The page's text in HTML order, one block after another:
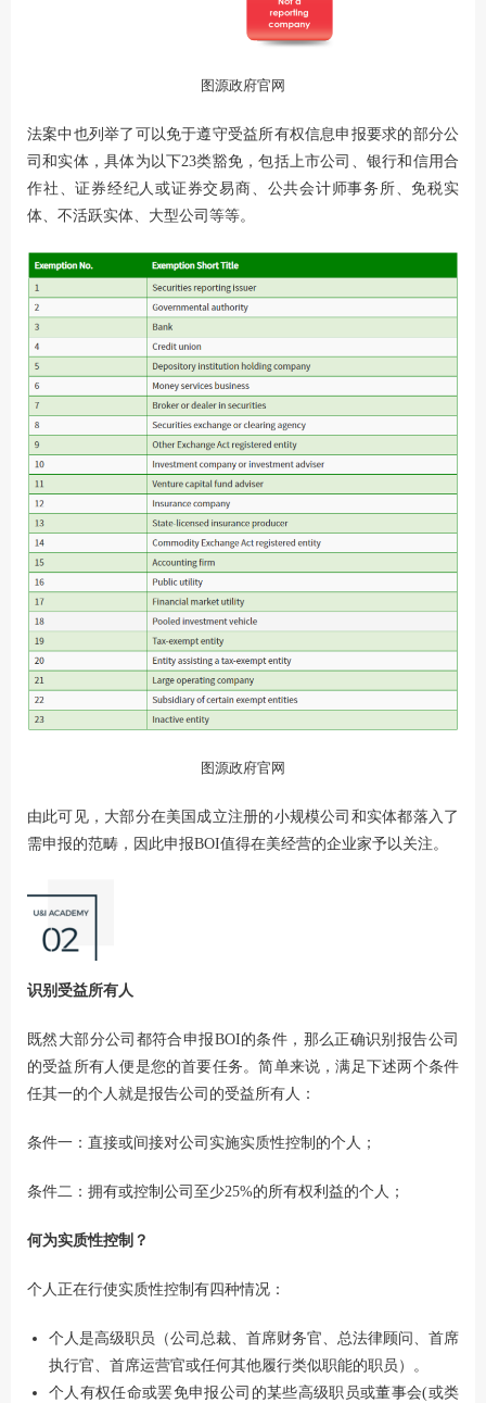
图源政府官网
法案中也列举了可以免于遵守受益所有权信息申报要求的部分公
司和实体，具体为以下23类豁免，包括上市公司、银行和信用合
作社、证券经纪人或证券交易商、公共会计师事务所、免税实
体、不活跃实体、大型公司等等。
图源政府官网
由此可见，大部分在美国成立注册的小规模公司和实体都落入了
需申报的范畴，因此申报BOI值得在美经营的企业家予以关注。
识别受益所有人
既然大部分公司都符合申报BOI的条件，那么正确识别报告公司
的受益所有人便是您的首要任务。简单来说，满足下述两个条件
任其一的个人就是报告公司的受益所有人：
条件一：直接或间接对公司实施实质性控制的个人；
条件二：拥有或控制公司至少25%的所有权利益的个人；
何为实质性控制？
个人正在行使实质性控制有四种情况：
个人是高级职员（公司总裁、首席财务官、总法律顾问、首席
执行官、首席运营官或任何其他履行类似职能的职员）。
个人有权任命或罢免申报公司的某些高级职员或董事会(或类